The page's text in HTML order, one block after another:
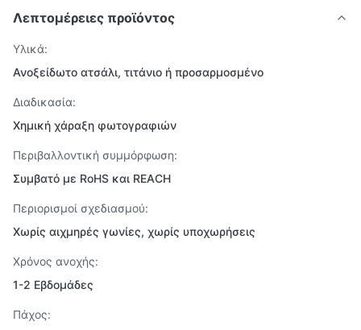
Λεπτομέρειες προϊόντος
Υλικά:
Ανοξείδωτο ατσάλι, τιτάνιο ή προσαρμοσμένο
Διαδικασία:
Χημική χάραξη φωτογραφιών
Περιβαλλοντική συμμόρφωση:
Συμβατό με RoHS και REACH
Περιορισμοί σχεδιασμού:
Χωρίς αιχμηρές γωνίες, χωρίς υποχωρήσεις
Χρόνος ανοχής:
1-2 Εβδομάδες
Πάχος: